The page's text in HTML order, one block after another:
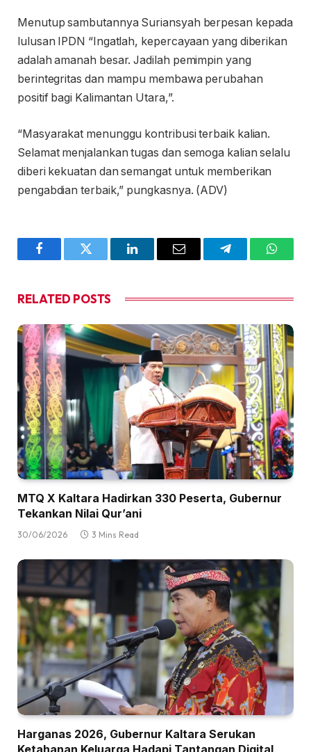
Menutup sambutannya Suriansyah berpesan kepada
lulusan IPDN “Ingatlah, kepercayaan yang diberikan
adalah amanah besar. Jadilah pemimpin yang
berintegritas dan mampu membawa perubahan
positif bagi Kalimantan Utara,”.
“Masyarakat menunggu kontribusi terbaik kalian.
Selamat menjalankan tugas dan semoga kalian selalu
diberi kekuatan dan semangat untuk memberikan
pengabdian terbaik,” pungkasnya. (ADV)
FacebookTwitter LinkedInEmail Telegram
RELATED POSTS
MTQ X Kaltara Hadirkan 330 Peserta, Gubernur
Tekankan Nilai Qur’ani
30/06/2026 3 Mins Read
Harganas 2026, Gubernur Kaltara Serukan